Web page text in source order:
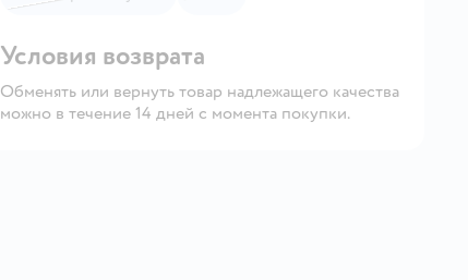
Условия возврата
Обменять или вернуть товар надлежащего качества
можно в течение 14 дней с момента покупки.